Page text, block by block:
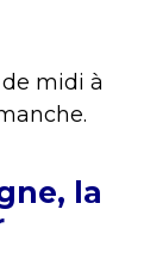
midi à
la